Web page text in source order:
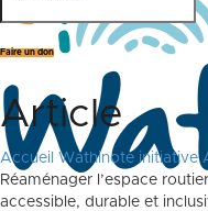
Faire un don
Article
Accueil Wathinote initiative
Réaménager l’espace
accessible, durable et